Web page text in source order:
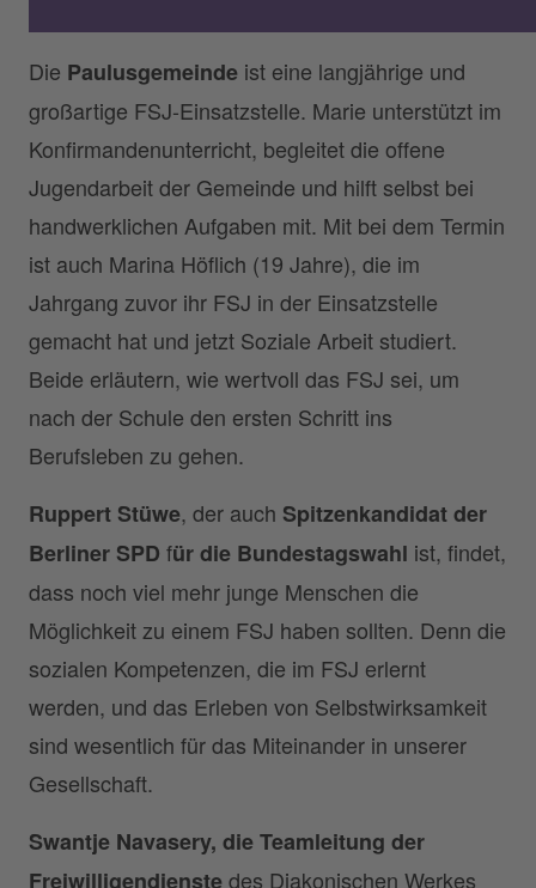
Die Paulusgemeinde ist eine langjährige und
großartige FSJ-Einsatzstelle. Marie unterstützt im
Konfirmandenunterricht, begleitet die offene
Jugendarbeit der Gemeinde und hilft selbst bei
handwerklichen Aufgaben mit. Mit bei dem Termin
ist auch Marina Höflich (19 Jahre), die im
Jahrgang zuvor ihr FSJ in der Einsatzstelle
gemacht hat und jetzt Soziale Arbeit studiert.
Beide erläutern, wie wertvoll das FSJ sei, um
nach der Schule den ersten Schritt ins
Berufsleben zu gehen.
Ruppert Stüwe, der auch Spitzenkandidat der
Berliner SPD für die Bundestagswahl ist, findet,
dass noch viel mehr junge Menschen die
Möglichkeit zu einem FSJ haben sollten. Denn die
sozialen Kompetenzen, die im FSJ erlernt
werden, und das Erleben von Selbstwirksamkeit
sind wesentlich für das Miteinander in unserer
Gesellschaft.
Swantje Navasery, die Teamleitung der
Freiwilligendienstedes Diakonischen Werkes